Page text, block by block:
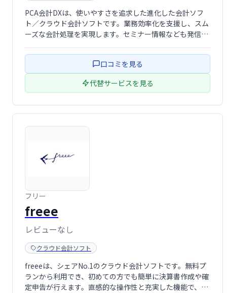
PCA会計DXは、使いやすさを追求した進化した会計ソフ
ト／クラウド会計ソフトです。業務効率化を支援し、スム
ーズな会計処理を実現します。セミナー情報なども発信し
で、幅広いニーズに対応します。
口コミを見る
代替サービスを見る
フリー
freee
レビューなし
クラウド会計ソフト
freeeは、シェアNo.1のクラウド会計ソフトです。無料プ
ランから利用でき、初めての方でも簡単に決算書作成や確
定申告が行えます。直感的な操作性と充実した機能で、中